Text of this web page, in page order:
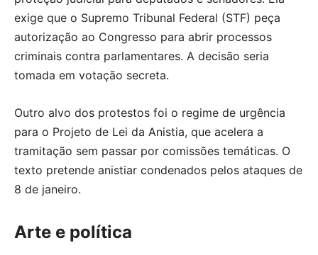
exige que o Supremo Tribunal Federal (STF) peça
autorização ao Congresso para abrir processos
criminais contra parlamentares. A decisão seria
tomada em votação secreta.
Outro alvo dos protestos foi o regime de urgência
para o Projeto de Lei da Anistia, que acelera a
tramitação sem passar por comissões temáticas. O
texto pretende anistiar condenados pelos ataques de
8 de janeiro.
Arte e política